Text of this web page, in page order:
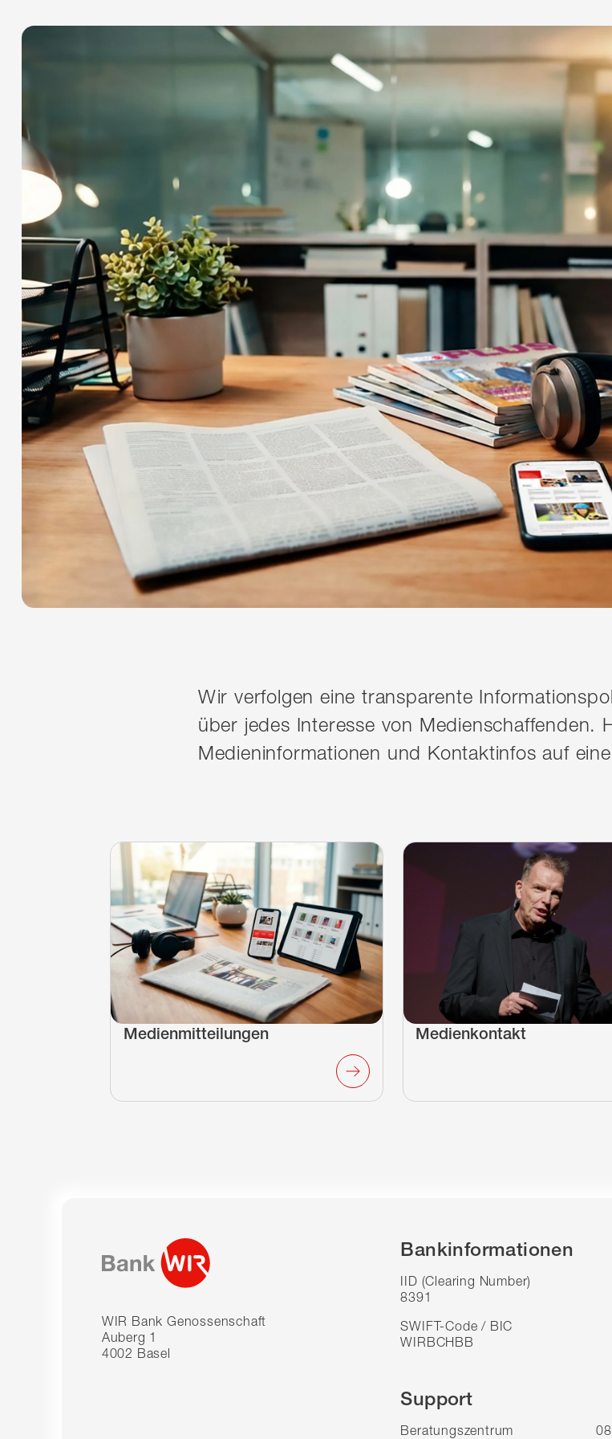
Wir verfolgen eine transparente
über jedes Interesse von Medienschaffenden.
Medieninformationen und Kontaktinfos auf
Medienmitteilungen Medienkontakt
WIR Bank Genossenschaft
Auberg 1
4002 Basel
Bankinformationen
IID (Clearing Number)
8391
SWIFT-Code / BIC
WIRBCHBB
Support
Beratungszentrum